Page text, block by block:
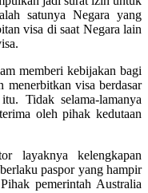
satunya Negara yang
visa di saat Negara lain
memberi kebijakan bagi
menerbitkan visa berdasar
Tidak selama-lamanya
oleh pihak kedutaan
layaknya kelengkapan
paspor yang hampir
pemerintah Australia